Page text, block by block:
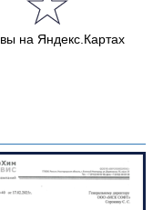
на Яндекс.Картах